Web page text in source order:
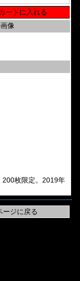
像
200枚限定。2019年